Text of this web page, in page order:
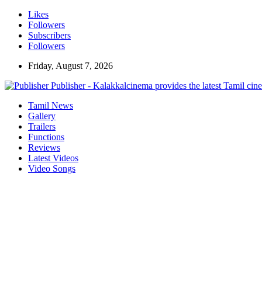
Likes
Followers
Subscribers
Followers
Friday, August 7, 2026
Publisher - Kalakkalcinema provides the latest Tamil
Tamil News
Gallery
Trailers
Functions
Reviews
Latest Videos
Video Songs